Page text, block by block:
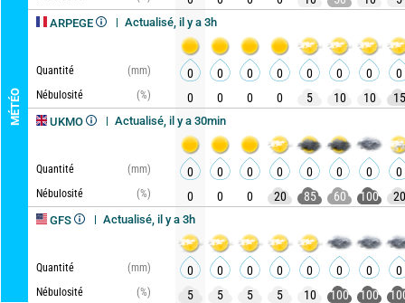
MÉTÉO
ARPEGE Actualisé, il y a 3h
Quantité
(mm)
Nébulosité
(%)
UKMO Actualisé, il y a 30min
Quantité
(mm)
Nébulosité
(%)
GFS Actualisé, il y a 3h
Quantité
(mm)
Nébulosité
(%)
0 0 0 0 0 0 0
0
0
0 0 0 5 10 10 15
0 0 0 0 0 0 0
0
0
0 0 20 85 60 100 20
0 0 0 0 0 0 0
0
5
5 5 5 10 100 100